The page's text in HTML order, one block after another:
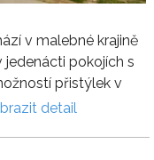
v malebné krajině
jedenácti pokojích s
přistýlek v
detail